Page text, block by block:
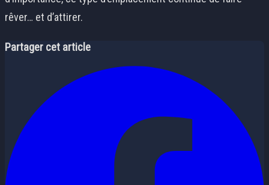
rêver… et d’attirer.
Partager cet article